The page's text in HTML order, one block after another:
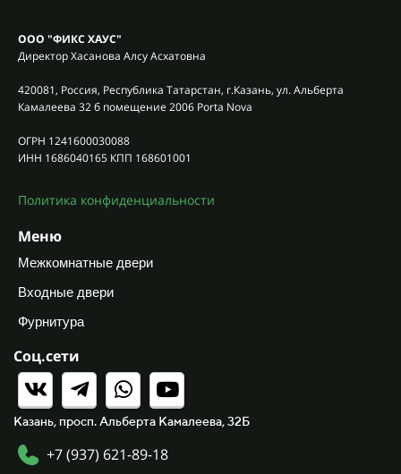
ООО "ФИКС ХАУС"
Директор Хасанова Алсу Асхатовна
420081, Россия, Республика Татарстан, г.Казань, ул. Альберта
Камалеева 32 б помещение 2006 Porta Nova
ОГРН 1241600030088
ИНН 1686040165 КПП 168601001
Политика конфиденциальности
Меню
Межкомнатные двери
Входные двери
Фурнитура
Соц.сети
Казань, просп. Альберта Камалеева, 32Б
+7 (937) 621-89-18